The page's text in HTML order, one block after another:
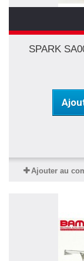
SPARK
Ajouter au